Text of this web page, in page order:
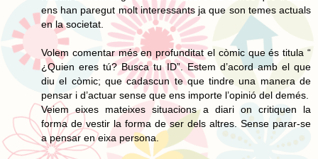
ens han paregut molt interessants ja que son temes actuals
en la societat.
Volem comentar més en profunditat el còmic que és titula “
¿Quien eres tú? Busca tu ID”. Estem d’acord amb el que
diu el còmic; que cadascun te que tindre una manera de
pensar i d’actuar sense que ens importe l’opinió del demés.
Veiem eixes mateixes situacions a diari on critiquen la
forma de vestir la forma de ser dels altres. Sense parar-se
a pensar en eixa persona.